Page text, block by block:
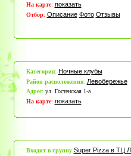
На карте: показать
Отбор: Описание Фото Отзывы
Категория: Ночные клубы
Район расположения: Левобережье
Адрес: ул. Гостенская 1-а
На карте: показать
Входит в группу:Super Pizza в ТЦ